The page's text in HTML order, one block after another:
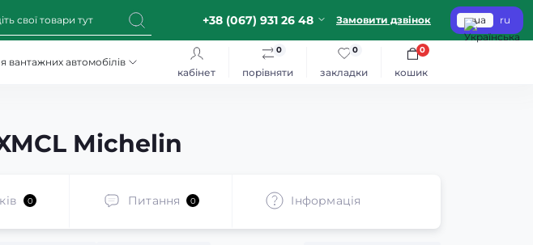
+38 (067) 931 26 48 Замовити дзвінок ua ru
вантажних автомобілів
кабінет
порівняти
0
закладки
0
кошик
0
Michelin
0 Питання 0 Iнформація